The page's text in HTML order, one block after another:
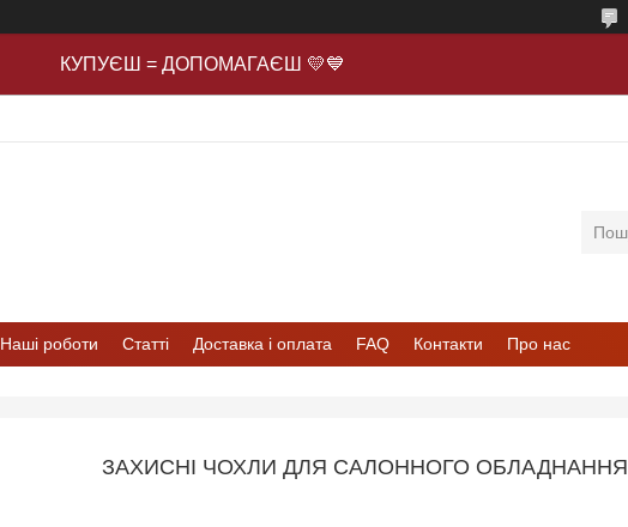
КУПУЄШ = ДОПОМАГАЄШ 💛💙
Наші роботи Статті Доставка і оплата FAQ Контакти Про нас
ЗАХИСНІ ЧОХЛИ ДЛЯ САЛОННОГО ОБЛАДНАННЯ